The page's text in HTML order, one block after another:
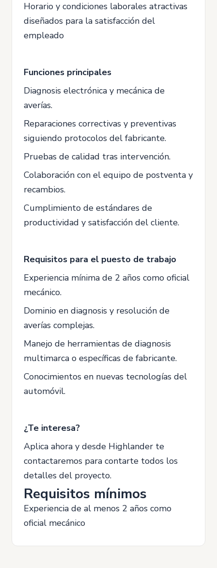
Horario y condiciones laborales atractivas
diseñados para la satisfacción del
empleado
Funciones principales
Diagnosis electrónica y mecánica de
averías.
Reparaciones correctivas y preventivas
siguiendo protocolos del fabricante.
Pruebas de calidad tras intervención.
Colaboración con el equipo de postventa y
recambios.
Cumplimiento de estándares de
productividad y satisfacción del cliente.
Requisitos para el puesto de trabajo
Experiencia mínima de 2 años como oficial
mecánico.
Dominio en diagnosis y resolución de
averías complejas.
Manejo de herramientas de diagnosis
multimarca o específicas de fabricante.
Conocimientos en nuevas tecnologías del
automóvil.
¿Te interesa?
Aplica ahora y desde Highlander te
contactaremos para contarte todos los
detalles del proyecto.
Requisitos mínimos
Experiencia de al menos 2 años como
oficial mecánico